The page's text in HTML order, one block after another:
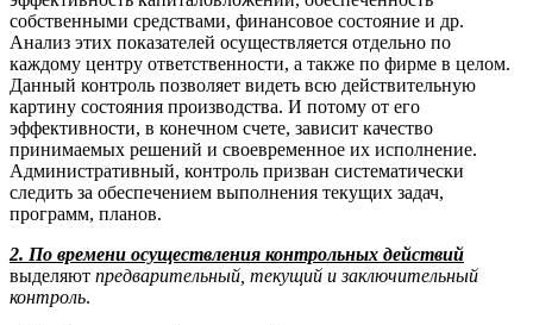
собственными средствами, финансовое состояние и др.
Анализ этих показателей осуществляется отдельно по
каждому центру ответственности, а также по фирме в целом.
Данный контроль позволяет видеть всю действительную
картину состояния производства. И потому от его
эффективности, в конечном счете, зависит качество
принимаемых решений и своевременное их исполнение.
Административный, контроль призван систематически
следить за обеспечением выполнения текущих задач,
программ, планов.
2. По времени осуществления контрольных действий
выделяют предварительный, текущий и заключительный
контроль.